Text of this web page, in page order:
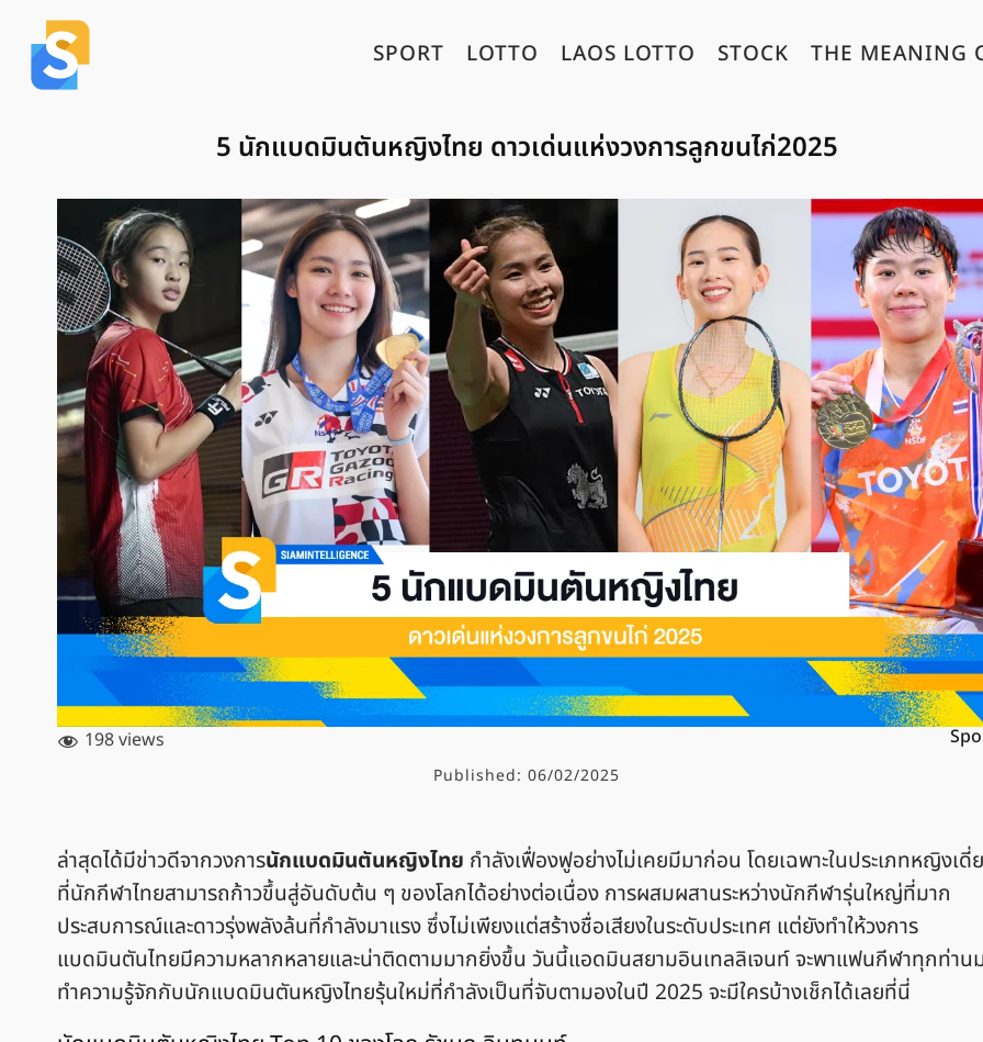
SPORT LOTTO LAOS LOTTO STOCK THE MEANING
5 นักแบดมินตันหญิงไทย ดาวเด่นแห่งวงการลูกขนไก่2025
198 views
Published: 06/02/2025
ล่าสุดได้มีข่าวดีจากวงการนักแบดมินตันหญิงไทย กำลังเฟื่องฟูอย่างไม่เคยมีมาก่อน โดยเฉพาะในประเภทหญิงเดี่
ที่นักกีฬาไทยสามารถก้าวขึ้นสู่อันดับต้น ๆ ของโลกได้อย่างต่อเนื่อง การผสมผสานระหว่างนักกีฬารุ่นใหญ่ที่มาก
ประสบการณ์และดาวรุ่งพลังล้นที่กำลังมาแรง ซึ่งไม่เพียงแต่สร้างชื่อเสียงในระดับประเทศ แต่ยังทำให้วงการ
แบดมินตันไทยมีความหลากหลายและน่าติดตามมากยิ่งขึ้น วันนี้แอดมินสยามอินเทลลิเจนท์ จะพาแฟนกีฬาทุกท่าน
ทำความรู้จักกับนักแบดมินตันหญิงไทยรุ้นใหม่ที่กำลังเป็นที่จับตามองในปี 2025 จะมีใครบ้างเช็กได้เลยที่นี่